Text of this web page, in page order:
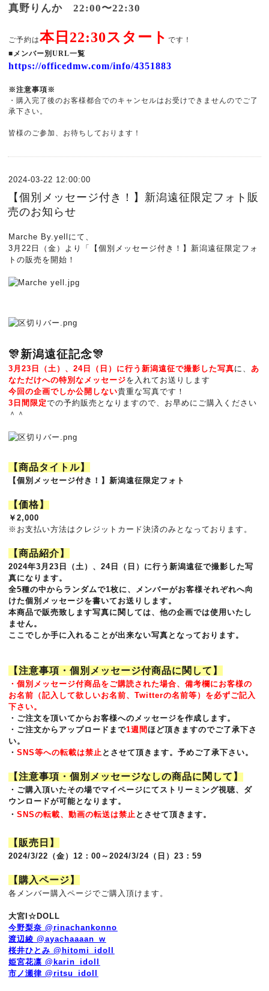
真野りんか 22:00〜22:30
ご予約は本日22:30スタートです！
■メンバー別URL一覧
https://officedmw.com/info/4351883
※注意事項※
・購入完了後のお客様都合でのキャンセルはお受けできませんのでご了
承下さい。
皆様のご参加、お待ちしております！
2024-03-22 12:00:00
【個別メッセージ付き！】新潟遠征限定フォト販
売のお知らせ
Marche By.yellにて、
3月22日（金）より「【個別メッセージ付き！】新潟遠征限定フォ
トの販売を開始！
🎊新潟遠征記念🎊
3月23日（土）、24日（日）に行う新潟遠征で撮影した写真に 、あ
なただけへの特別なメッセージを入れてお送りします
今回の企画でしか公開しない貴重な写真です！
3日間限定での予約販売となりますので、お早めにご購入ください
＾＾
【商品タイトル】
【個別メッセージ付き！】新潟遠征限定フォト
【価格】
￥2,000
※お支払い方法はクレジットカード決済のみとなっております。
【商品紹介】
2024年3月23日（土）、24日（日）に行う新潟遠征で撮影した写
真になります。
全5種の中からランダムで1枚に、メンバーがお客様それぞれへ向
けた個別メッセージを書いてお送りします。
本商品で販売致します写真に関しては、他の企画では使用いたし
ません。
ここでしか手に入れることが出来ない写真となっております。
【注意事項・個別メッセージ付商品に関して】
・個別メッセージ付商品をご購読された場合、備考欄にお客様の
お名前（記入して欲しいお名前、Twitterの名前等）を必ずご記入
下さい。
・ご注文を頂いてからお客様へのメッセージを作成します。
・ ご注文からアップロードまで1週間ほど頂きますのでご了承下さ
い。
・SNS等への転載は禁止 とさせて頂きます。予めご了承下さい。
【注意事項・個別メッセージなしの商品に関して】
・ご購入頂いたその場でマイページにてストリーミング視聴、ダ
ウンロードが可能となります。
・SNSの転載、動画の転送は禁止 とさせて頂きます。
【販売日】
2024/3/22（金）12：00～2024/3/24（日）23：59
【購入ページ】
各メンバー購入ページでご購入頂けます。
大宮I☆DOLL
今野梨奈 @rinachankonno
渡辺綾 @ayachaaaan_w
桜井ひとみ @hitomi_idoll
姫宮花凛 @karin_idoll
市ノ瀬律 @ritsu_idoll